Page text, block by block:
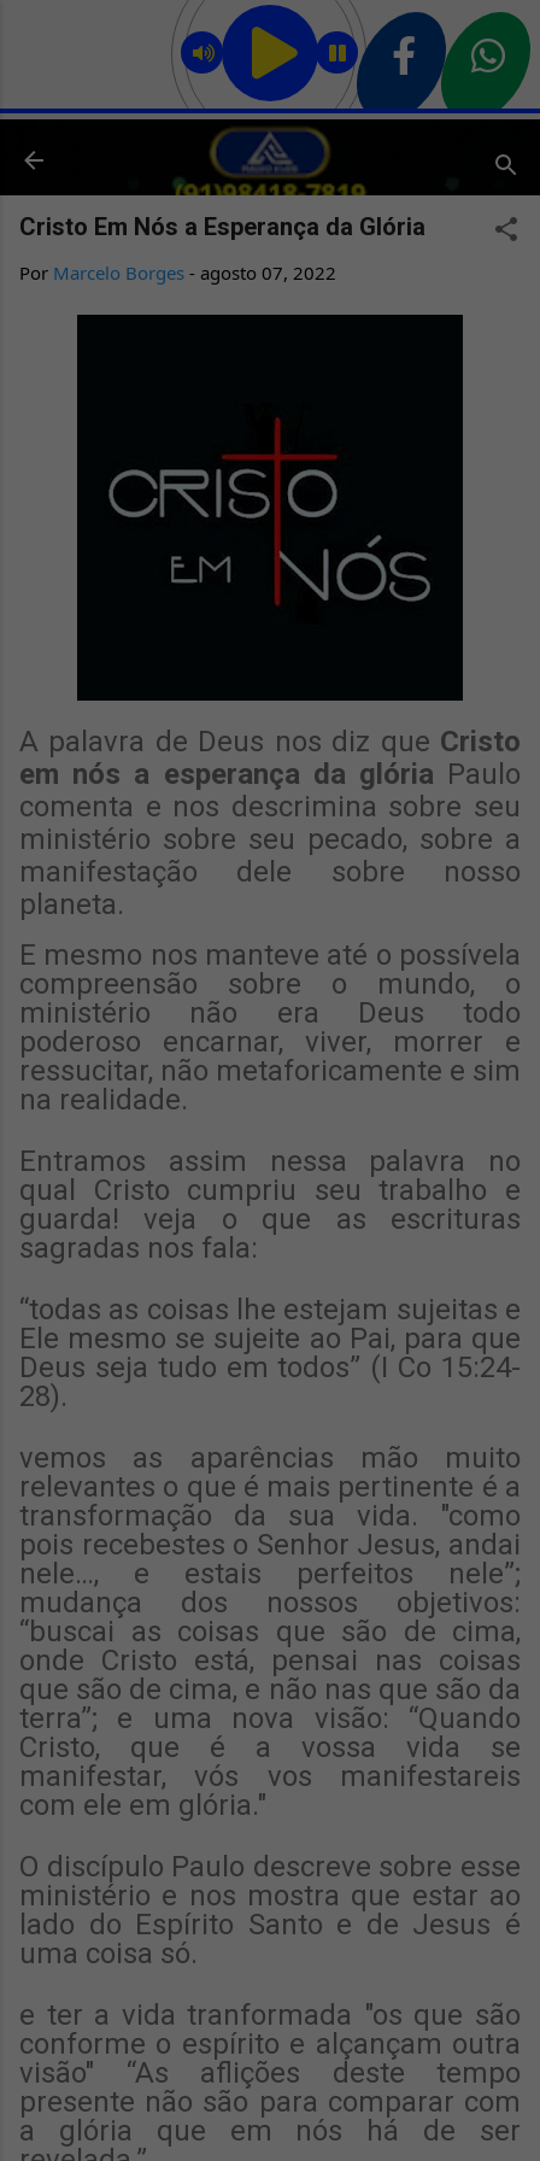
Pular para o conteúdo principal
Cristo Em Nós a Esperança da Glória
Por Marcelo Borges - agosto 07, 2022
A palavra de Deus nos diz que Cristo
em nós a esperança da glória Paulo
comenta e nos descrimina sobre seu
ministério sobre seu pecado, sobre a
manifestação dele sobre nosso
planeta.
E mesmo nos manteve até o possívela
compreensão sobre o mundo, o
ministério não era Deus todo
poderoso encarnar, viver, morrer e
ressucitar, não metaforicamente e sim
na realidade.
Entramos assim nessa palavra no
qual Cristo cumpriu seu trabalho e
guarda! veja o que as escrituras
sagradas nos fala:
“todas as coisas lhe estejam sujeitas e
Ele mesmo se sujeite ao Pai, para que
Deus seja tudo em todos” (I Co 15:24-
28).
vemos as aparências mão muito
relevantes o que é mais pertinente é a
transformação da sua vida. "como
pois recebestes o Senhor Jesus, andai
nele…, e estais perfeitos nele”;
mudança dos nossos objetivos:
“buscai as coisas que são de cima,
onde Cristo está, pensai nas coisas
que são de cima, e não nas que são da
terra”; e uma nova visão: “Quando
Cristo, que é a vossa vida se
manifestar, vós vos manifestareis
com ele em glória."
O discípulo Paulo descreve sobre esse
ministério e nos mostra que estar ao
lado do Espírito Santo e de Jesus é
uma coisa só.
e ter a vida tranformada "os que são
conforme o espírito e alçançam outra
visão" “As aflições deste tempo
presente não são para comparar com
a glória que em nós há de ser